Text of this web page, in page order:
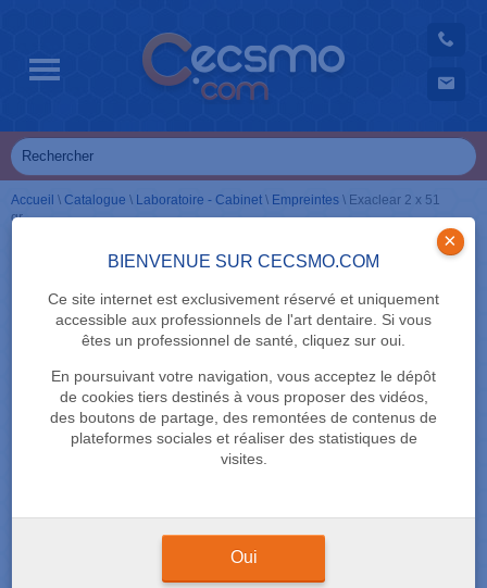
BIENVENUE SUR CECSMO.COM
Ce site internet est exclusivement réservé et uniquement
accessible aux professionnels de l'art dentaire. Si vous
êtes un professionnel de santé, cliquez sur oui.
En poursuivant votre navigation, vous acceptez le dépôt
de cookies tiers destinés à vous proposer des vidéos,
des boutons de partage, des remontées de contenus de
plateformes sociales et réaliser des statistiques de
visites.
×
Oui
Accueil \ Catalogue \ Laboratoire - Cabinet \ Empreintes \ Exaclear 2 x 51
gr
Exaclear 2 x 51 gr